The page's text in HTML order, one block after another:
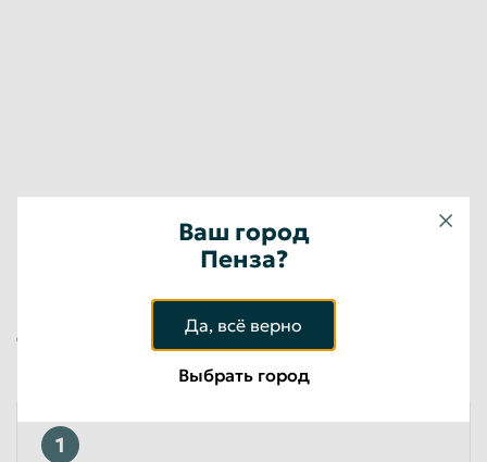
Требования при сдаче стеклотары в
1
Ваш город
Пенза?
Да, всё верно
Выбрать город